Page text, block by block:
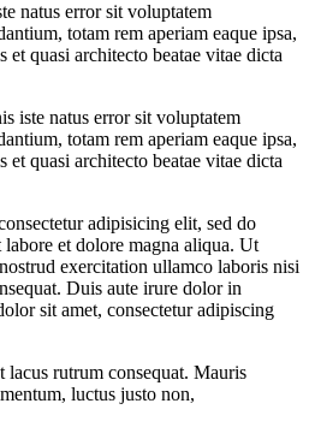
natus error sit voluptatem
totam rem aperiam eaque ipsa,
quasi architecto beatae vitae dicta
iste natus error sit voluptatem
totam rem aperiam eaque ipsa,
quasi architecto beatae vitae dicta
adipisicing elit, sed do
et dolore magna aliqua. Ut
exercitation ullamco laboris nisi
Duis aute irure dolor in
sit amet, consectetur adipiscing
lacus rutrum consequat. Mauris
luctus justo non,